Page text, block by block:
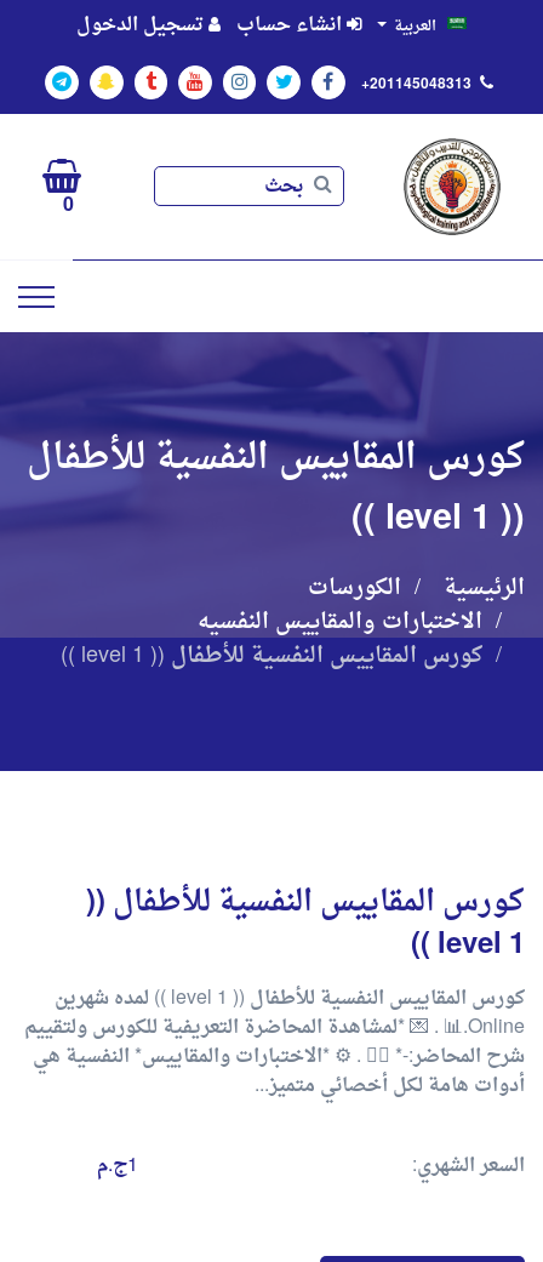
العربية انشاء حساب تسجيل الدخول
+201145048313
بحث 0
كورس المقاييس النفسية للأطفال
(( level 1 ))
الرئيسية
الكورسات
الاختبارات والمقاييس النفسيه
كورس المقاييس النفسية للأطفال (( level 1 ))
كورس المقاييس النفسية للأطفال ((
level 1 ))
كورس المقاييس النفسية للأطفال (( level 1 )) لمده شهرين
Online.📊 . 💌 *لمشاهدة المحاضرة التعريفية للكورس ولتقييم
شرح المحاضر:-* 👇🏻 . ⚙️ *الاختبارات والمقاييس* النفسية هي
أدوات هامة لكل أخصائي متميز...
السعر الشهري: 1ج.م